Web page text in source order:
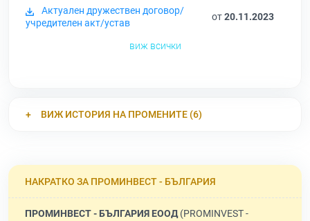
Актуален дружествен договор/
учредителен акт/устав
от20.11.2023
виж всички
ВИЖ ИСТОРИЯ НА ПРОМЕНИТЕ (6)
НАКРАТКО ЗА ПРОМИНВЕСТ - БЪЛГАРИЯ
ПРОМИНВЕСТ - БЪЛГАРИЯ ЕООД(PROMINVEST -